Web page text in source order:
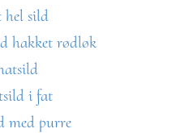
hel sild
hakket rødløk
i fat
med purre